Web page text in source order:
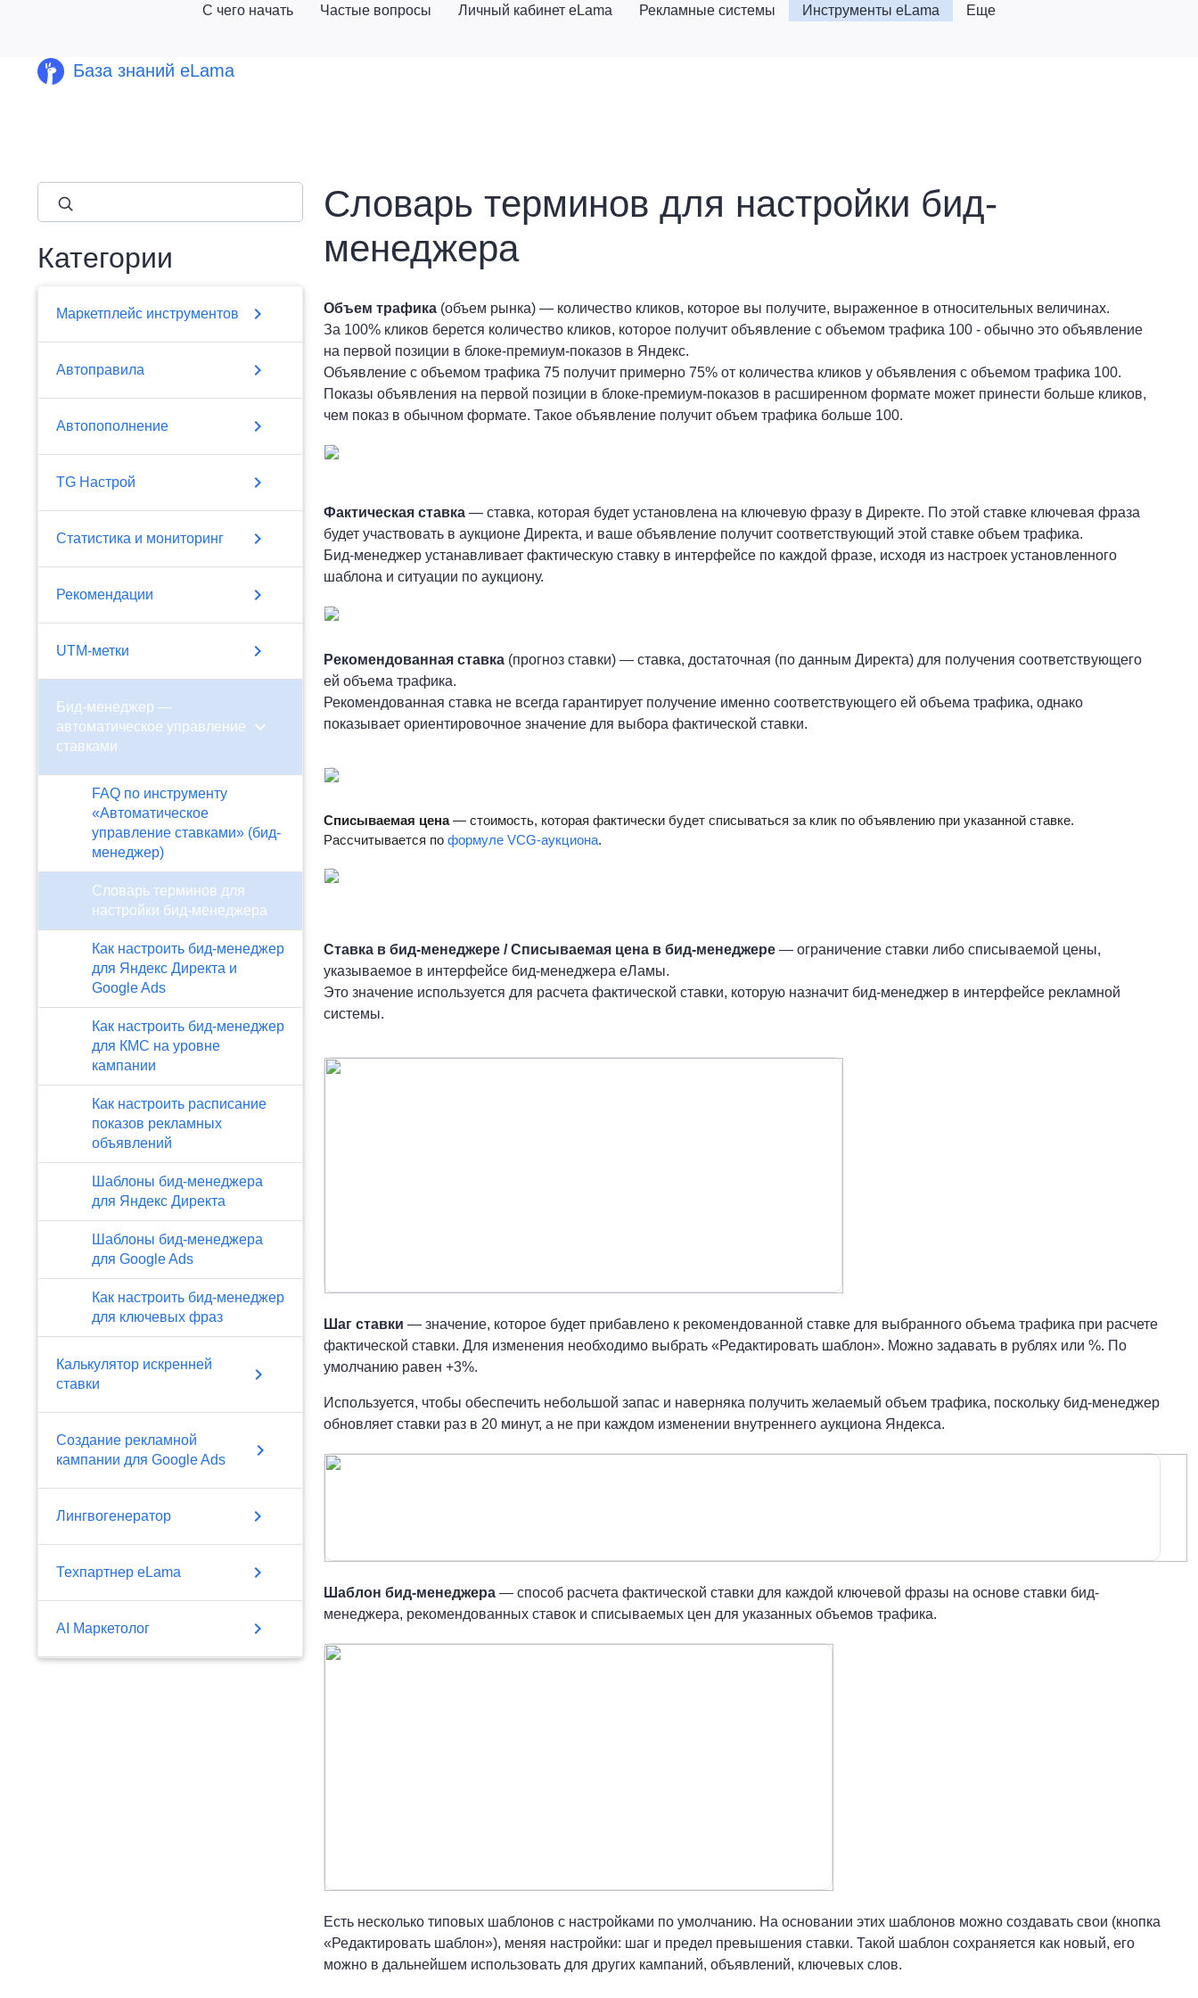
База знаний eLama
С чего начать Частые вопросы Личный кабинет eLama Рекламные системы Инструменты eLama Еще
Категории
Маркетплейс инструментов chevron_right
Автоправила chevron_right
Автопополнение chevron_right
TG Настрой chevron_right
Статистика и мониторинг chevron_right
Рекомендации chevron_right
UTM-метки chevron_right
Бид-менеджер —
автоматическое управление
ставками
chevron_right
FAQ по инструменту
«Автоматическое
управление ставками» (бид-
менеджер)
Словарь терминов для
настройки бид-менеджера
Как настроить бид-менеджер
для Яндекс Директа и
Google Ads
Как настроить бид-менеджер
для КМС на уровне
кампании
Как настроить расписание
показов рекламных
объявлений
Шаблоны бид-менеджера
для Яндекс Директа
Шаблоны бид-менеджера
для Google Ads
Как настроить бид-менеджер
для ключевых фраз
Калькулятор искренней
ставки
chevron_right
Создание рекламной
кампании для Google Ads
chevron_right
Лингвогенератор chevron_right
Техпартнер eLama chevron_right
AI Маркетолог chevron_right
Словарь терминов для настройки бид-
менеджера
Объем трафика(объем рынка) — количество кликов, которое вы получите, выраженное в относительных величинах.
За 100% кликов берется количество кликов, которое получит объявление с объемом трафика 100 - обычно это объявление
на первой позиции в блоке-премиум-показов в Яндекс.
Объявление с объемом трафика 75 получит примерно 75% от количества кликов у объявления с объемом трафика 100.
Показы объявления на первой позиции в блоке-премиум-показов в расширенном формате может принести больше кликов,
чем показ в обычном формате. Такое объявление получит объем трафика больше 100.
Фактическая ставка— ставка, которая будет установлена на ключевую фразу в Директе. По этой ставке ключевая фраза
будет участвовать в аукционе Директа, и ваше объявление получит соответствующий этой ставке объем трафика.
Бид-менеджер устанавливает фактическую ставку в интерфейсе по каждой фразе, исходя из настроек установленного
шаблона и ситуации по аукциону.
Рекомендованная ставка(прогноз ставки) — ставка, достаточная (по данным Директа) для получения соответствующего
ей объема трафика.
Рекомендованная ставка не всегда гарантирует получение именно соответствующего ей объема трафика, однако
показывает ориентировочное значение для выбора фактической ставки.
Списываемая цена— стоимость, которая фактически будет списываться за клик по объявлению при указанной ставке.
Рассчитывается по формуле VCG-аукциона.
Ставка в бид-менеджере /Списываемая цена в бид-менеджере— ограничение ставки либо списываемой цены,
указываемое в интерфейсе бид-менеджера еЛамы.
Это значение используется для расчета фактической ставки, которую назначит бид-менеджер в интерфейсе рекламной
системы.
Шаг ставки — значение, которое будет прибавлено к рекомендованной ставке для выбранного объема трафика при расчете
фактической ставки. Для изменения необходимо выбрать «Редактировать шаблон». Можно задавать в рублях или %. По
умолчанию равен +3%.
Используется, чтобы обеспечить небольшой запас и наверняка получить желаемый объем трафика, поскольку бид-менеджер
обновляет ставки раз в 20 минут, а не при каждом изменении внутреннего аукциона Яндекса.
Шаблон бид-менеджера— способ расчета фактической ставки для каждой ключевой фразы на основе ставки бид-
менеджера, рекомендованных ставок и списываемых цен для указанных объемов трафика.
Есть несколько типовых шаблонов с настройками по умолчанию. На основании этих шаблонов можно создавать свои (кнопка
«Редактировать шаблон»), меняя настройки: шаг и предел превышения ставки. Такой шаблон сохраняется как новый, его
можно в дальнейшем использовать для других кампаний, объявлений, ключевых слов.